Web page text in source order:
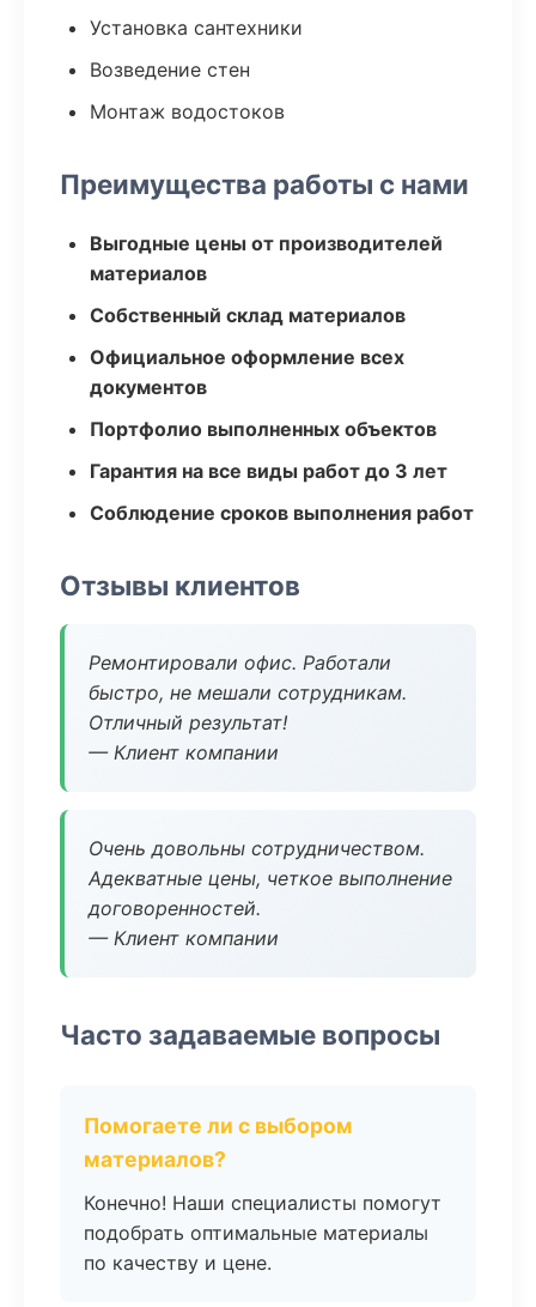
Установка сантехники
Возведение стен
Монтаж водостоков
Преимущества работы с нами
Выгодные цены от производителей
материалов
Собственный склад материалов
Официальное оформление всех
документов
Портфолио выполненных объектов
Гарантия на все виды работ до 3 лет
Соблюдение сроков выполнения работ
Отзывы клиентов
Ремонтировали офис. Работали
быстро, не мешали сотрудникам.
Отличный результат!
— Клиент компании
Очень довольны сотрудничеством.
Адекватные цены, четкое выполнение
договоренностей.
— Клиент компании
Часто задаваемые вопросы
Помогаете ли с выбором
материалов?
Конечно! Наши специалисты помогут
подобрать оптимальные материалы
по качеству и цене.